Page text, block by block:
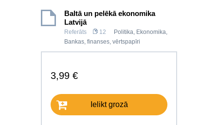
Baltā un pelēkā ekonomika
Latvijā
Referāts 12 Politika, Ekonomika,
Bankas, finanses, vērtspapīri
3,99 €
Ielikt grozā